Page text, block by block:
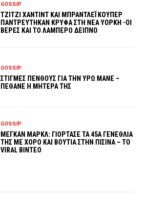
GOSSIP
ΤΖΙΤΖΙ ΧΑΝΤΙΝΤ ΚΑΙ ΜΠΡΑΝΤΛΕΪ ΚΟΥΠΕΡ
ΠΑΝΤΡΕΥΤΗΚΑΝ ΚΡΥΦΑ ΣΤΗ ΝΕΑ ΥΟΡΚΗ -ΟΙ
ΒΕΡΕΣ ΚΑΙ ΤΟ ΛΑΜΠΕΡΟ ΔΕΙΠΝΟ
GOSSIP
ΣΤΙΓΜΕΣ ΠΕΝΘΟΥΣ ΓΙΑ ΤΗΝ ΥΡΩ ΜΑΝΕ –
ΠΕΘΑΝΕ Η ΜΗΤΕΡΑ ΤΗΣ
GOSSIP
ΜΕΓΚΑΝ ΜΑΡΚΛ: ΓΙΟΡΤΑΣΕ ΤΑ 45Α ΓΕΝΕΘΛΙΑ
ΤΗΣ ΜΕ ΧΟΡΟ ΚΑΙ ΒΟΥΤΙΑ ΣΤΗΝ ΠΙΣΙΝΑ – ΤΟ
VIRAL ΒΙΝΤΕΟ